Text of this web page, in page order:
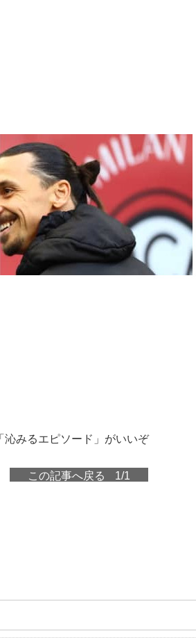
みるエピソード」がいいぞ
この記事へ戻る 1/1